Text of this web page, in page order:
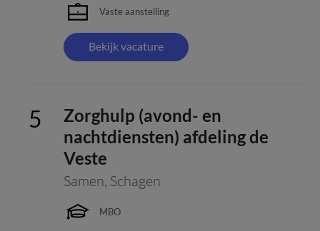
Vaste aanstelling
Bekijk vacature
Zorghulp (avond- en
nachtdiensten) afdeling de
Veste
Samen, Schagen
MBO